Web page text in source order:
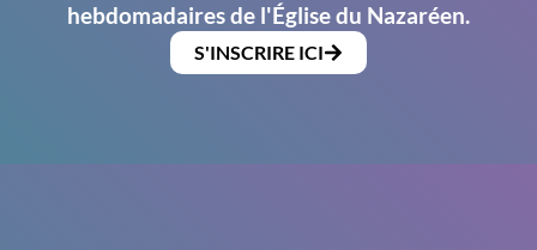
hebdomadaires de l'Église du Nazaréen.
S'INSCRIRE ICI